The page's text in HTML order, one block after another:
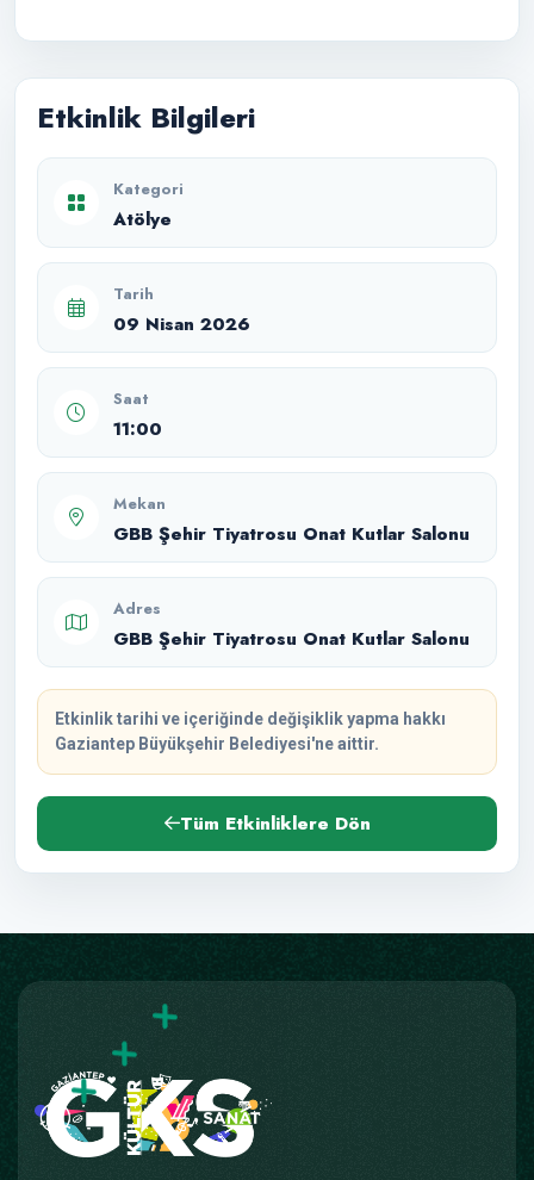
Etkinlik Bilgileri
Kategori
Atölye
Tarih
09 Nisan 2026
Saat
11:00
Mekan
GBB Şehir Tiyatrosu Onat Kutlar Salonu
Adres
GBB Şehir Tiyatrosu Onat Kutlar Salonu
Etkinlik tarihi ve içeriğinde değişiklik yapma hakkı
Gaziantep Büyükşehir Belediyesi'ne aittir.
Tüm Etkinliklere Dön